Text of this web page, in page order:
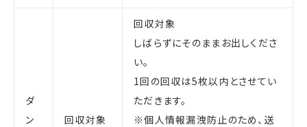
ダ
ン
回収対象
回収対象
しばらずにそのままお出しくださ
い。
1回の回収は5枚以内とさせてい
ただきます。
※個人情報漏洩防止のため、送